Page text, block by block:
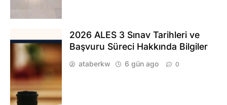
2026 ALES 3 Sınav Tarihleri ve
Başvuru Süreci Hakkında Bilgiler
ataberkw 6 gün ago 0